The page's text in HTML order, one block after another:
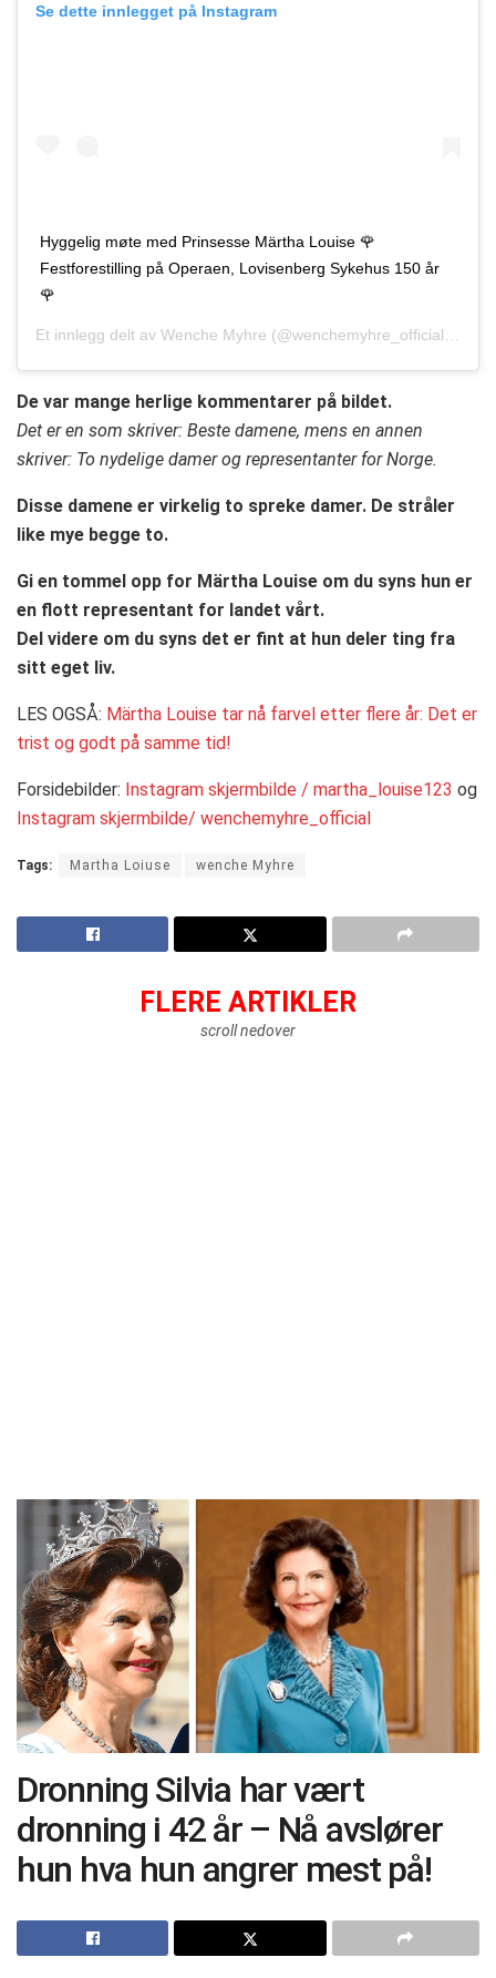
Se dette innlegget på Instagram
Hyggelig møte med Prinsesse Märtha Louise 🌹
Festforestilling på Operaen, Lovisenberg Sykehus 150 år
🌹
Et innlegg delt av Wenche Myhre (@wenchemyhre_official) Nov.
De var mange herlige kommentarer på bildet.
Det er en som skriver: Beste damene, mens en annen
skriver: To nydelige damer og representanter for Norge.
Disse damene er virkelig to spreke damer. De stråler
like mye begge to.
Gi en tommel opp for Märtha Louise om du syns hun er
en flott representant for landet vårt.
Del videre om du syns det er fint at hun deler ting fra
sitt eget liv.
LES OGSÅ: Märtha Louise tar nå farvel etter flere år: Det er
trist og godt på samme tid!
Forsidebilder: Instagram skjermbilde / martha_louise123 og
Instagram skjermbilde/ wenchemyhre_official
Tags: Martha Loiuse wenche Myhre
FLERE ARTIKLER
scroll nedover
Dronning Silvia har vært
dronning i 42 år – Nå avslører
hun hva hun angrer mest på!